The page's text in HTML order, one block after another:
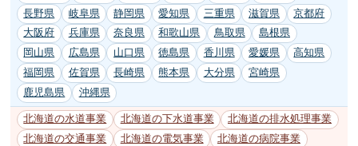
長野県
岐阜県 静岡県 愛知県 三重県 滋賀県
京都府
大阪府
兵庫県 奈良県 和歌山県 鳥取県
島根県
岡山県
広島県 山口県 徳島県 香川県 愛媛県
高知県
福岡県
佐賀県 長崎県 熊本県 大分県
宮崎県
鹿児島県
沖縄県
北海道の水道事業 北海道の下水道事業
北海道の排水処理事業
北海道の交通事業
北海道の電気事業
北海道の病院事業